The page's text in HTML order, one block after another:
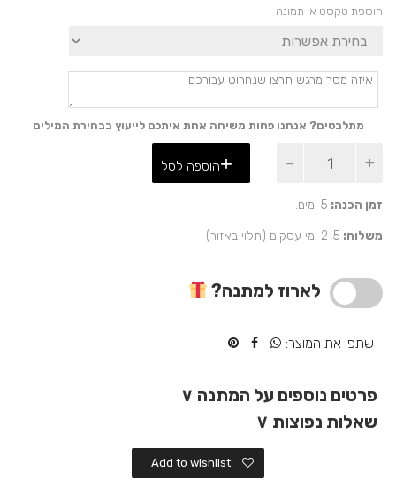
הוספת טקסט או תמונה
מתלבטים? אנחנו פחות משיחה אחת איתכם לייעוץ בבחירת המילים
של
אישית
זיכרונות
דיסק
און-קי
מטילון
הוספה לסל
זמן הכנה: 5 ימים.
משלוח: 2-5 ימי עסקים (תלוי באזור)
לארוז למתנה?
שתפו את המוצר:
פרטים נוספים על המתנה ∨
שאלות נפוצות ∨
Add to wishlist